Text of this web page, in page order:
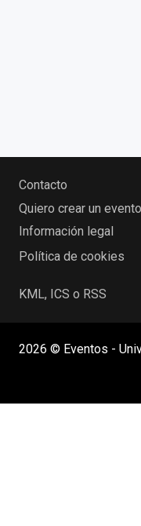
Contacto
Quiero crear un evento
Información legal
Política de cookies
KML, ICS o RSS
2026 © Eventos -